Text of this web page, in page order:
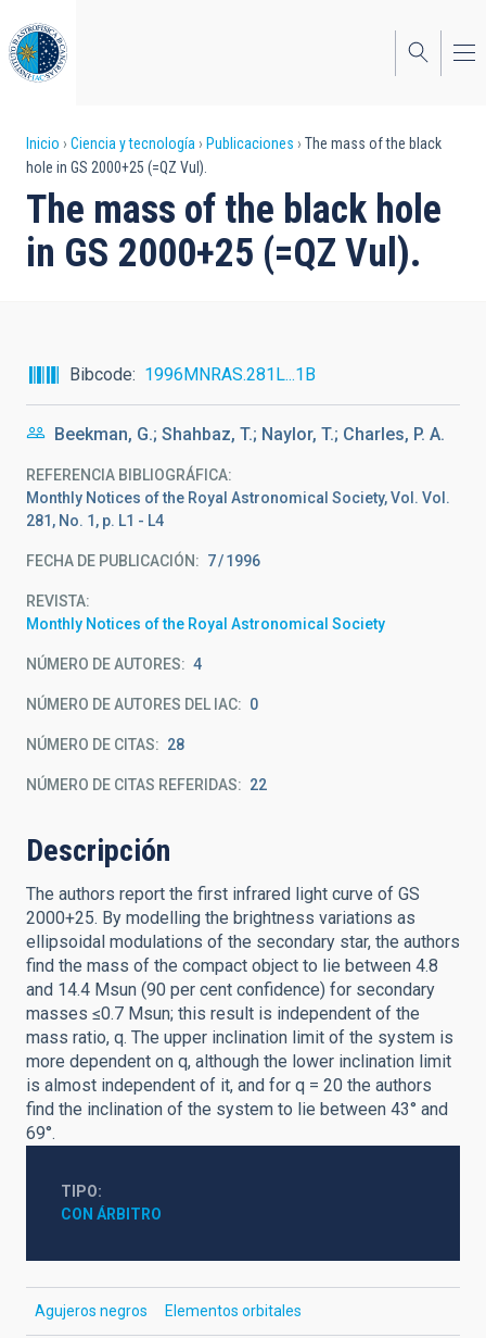
al
contenido
principal
Sobrescribir
enlaces
de
ayuda
navegación
Inicio Ciencia y tecnología Publicaciones
The mass of the black
hole in GS 2000+25 (=QZ Vul).
The mass of the black hole
in GS 2000+25 (=QZ Vul).
Bibcode 1996MNRAS.281L...1B
Beekman, G.; Shahbaz, T.; Naylor, T.; Charles, P. A.
REFERENCIA BIBLIOGRÁFICA
Monthly Notices of the Royal Astronomical Society, Vol. Vol.
281, No. 1, p. L1 - L4
FECHA DE PUBLICACIÓN: 7 1996
REVISTA
Monthly Notices of the Royal Astronomical Society
NÚMERO DE AUTORES 4
NÚMERO DE AUTORES DEL IAC 0
NÚMERO DE CITAS 28
NÚMERO DE CITAS REFERIDAS 22
Descripción
The authors report the first infrared light curve of GS
2000+25. By modelling the brightness variations as
ellipsoidal modulations of the secondary star, the authors
find the mass of the compact object to lie between 4.8
and 14.4 Msun (90 per cent confidence) for secondary
masses ≤0.7 Msun; this result is independent of the
mass ratio, q. The upper inclination limit of the system is
more dependent on q, although the lower inclination limit
is almost independent of it, and for q = 20 the authors
find the inclination of the system to lie between 43° and
69°.
TIPO
CON ÁRBITRO
Agujeros negros Elementos orbitales